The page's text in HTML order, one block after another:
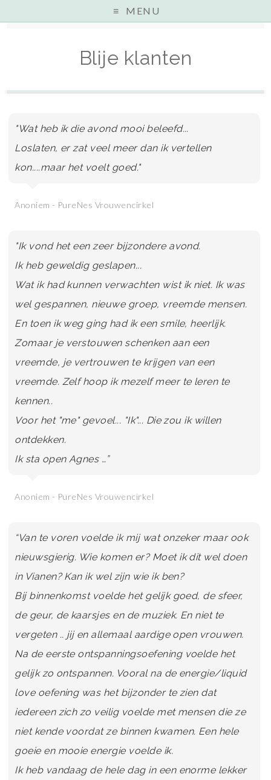
MENU
Blije klanten
"Wat heb ik die avond mooi beleefd...
Loslaten, er zat veel meer dan ik vertellen
kon....maar het voelt goed."
Anoniem - PureNes Vrouwencirkel
"Ik vond het een zeer bijzondere avond.
Ik heb geweldig geslapen...
Wat ik had kunnen verwachten wist ik niet. Ik was
wel gespannen, nieuwe groep, vreemde mensen.
En toen ik weg ging had ik een smile, heerlijk.
Zomaar je verstouwen schenken aan een
vreemde, je vertrouwen te krijgen van een
vreemde. Zelf hoop ik mezelf meer te leren te
kennen..
Voor het "me" gevoel... "Ik"... Die zou ik willen
ontdekken.
Ik sta open Agnes …”
Anoniem - PureNes Vrouwencirkel
“Van te voren voelde ik mij wat onzeker maar ook
nieuwsgierig. Wie komen er? Moet ik dit wel doen
in Vianen? Kan ik wel zijn wie ik ben?
Bij binnenkomst voelde het gelijk goed, de sfeer,
de geur, de kaarsjes en de muziek. En niet te
vergeten .. jij en allemaal aardige open vrouwen.
Na de eerste ontspanningsoefening voelde het
gelijk zo ontspannen. Vooral na de energie/liquid
love oefening was het bijzonder te zien dat
iedereen zich zo veilig voelde met mensen die ze
niet kende voordat ze binnen kwamen. Een hele
goeie en mooie energie voelde ik.
Ik heb vandaag de hele dag in een enorme lekker